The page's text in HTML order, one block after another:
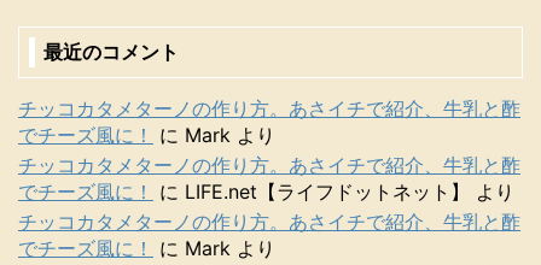
最近のコメント
チッコカタメターノの作り方。あさイチで紹介、牛乳と酢
でチーズ風に！
に Mark より
チッコカタメターノの作り方。あさイチで紹介、牛乳と酢
でチーズ風に！
に LIFE.net【ライフドットネット】
より
チッコカタメターノの作り方。あさイチで紹介、牛乳と酢
でチーズ風に！
に Mark より